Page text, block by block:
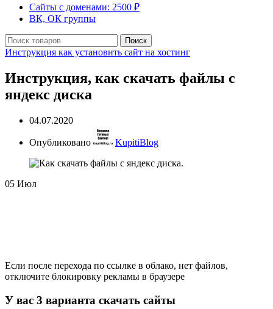
Сайты с доменами: 2500 ₽
ВК, ОК группы
Поиск
Инструкция как установить сайт на хостинг
Инструкция, как скачать файлы с
яндекс диска
04.07.2020
Опубликовано KupitiBlog
05 Июл
Если после перехода по ссылке в облако, нет файлов,
отключите блокировку рекламы в браузере
У вас 3 варианта скачать сайты